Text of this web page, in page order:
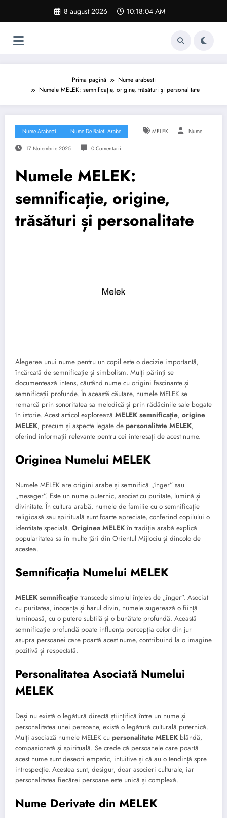
conținut
8 august 2026 10:18:05 AM
Prima pagină
Nume arabesti
Numele MELEK: semnificație, origine, trăsături și personalitate
Nume Arabesti Nume De Baieti Arabe MELEK Nume
17 Noiembrie 2025 0 Comentarii
Numele MELEK:
semnificație, origine,
trăsături și personalitate
Alegerea unui nume pentru un copil este o decizie importantă,
încărcată de semnificație și simbolism. Mulți părinți se
documentează intens, căutând nume cu origini fascinante și
semnificații profunde. În această căutare, numele MELEK se
remarcă prin sonoritatea sa melodică și prin rădăcinile sale bogate
în istorie. Acest articol explorează MELEK semnificație, origine
MELEK, precum și aspecte legate de personalitate MELEK,
oferind informații relevante pentru cei interesați de acest nume.
Originea Numelui MELEK
Numele MELEK are origini arabe și semnifică „înger” sau
„mesager”. Este un nume puternic, asociat cu puritate, lumină și
divinitate. În cultura arabă, numele de familie cu o semnificație
religioasă sau spirituală sunt foarte apreciate, conferind copilului o
identitate specială. Originea MELEK în tradiția arabă explică
popularitatea sa în multe țări din Orientul Mijlociu și dincolo de
acestea.
Semnificația Numelui MELEK
MELEK semnificație transcede simplul înțeles de „înger”. Asociat
cu puritatea, inocența și harul divin, numele sugerează o ființă
luminoasă, cu o putere subtilă și o bunătate profundă. Această
semnificație profundă poate influența percepția celor din jur
asupra persoanei care poartă acest nume, contribuind la o imagine
pozitivă și respectată.
Personalitatea Asociată Numelui
MELEK
Deși nu există o legătură directă științifică între un nume și
personalitatea unei persoane, există o legătură culturală puternică.
Mulți asociază numele MELEK cu personalitate MELEK blândă,
compasionată și spirituală. Se crede că persoanele care poartă
acest nume sunt deseori empatic, intuitive și că au o tendință spre
introspecție. Acestea sunt, desigur, doar asocieri culturale, iar
personalitatea fiecărei persoane este unică și complexă.
Nume Derivate din MELEK